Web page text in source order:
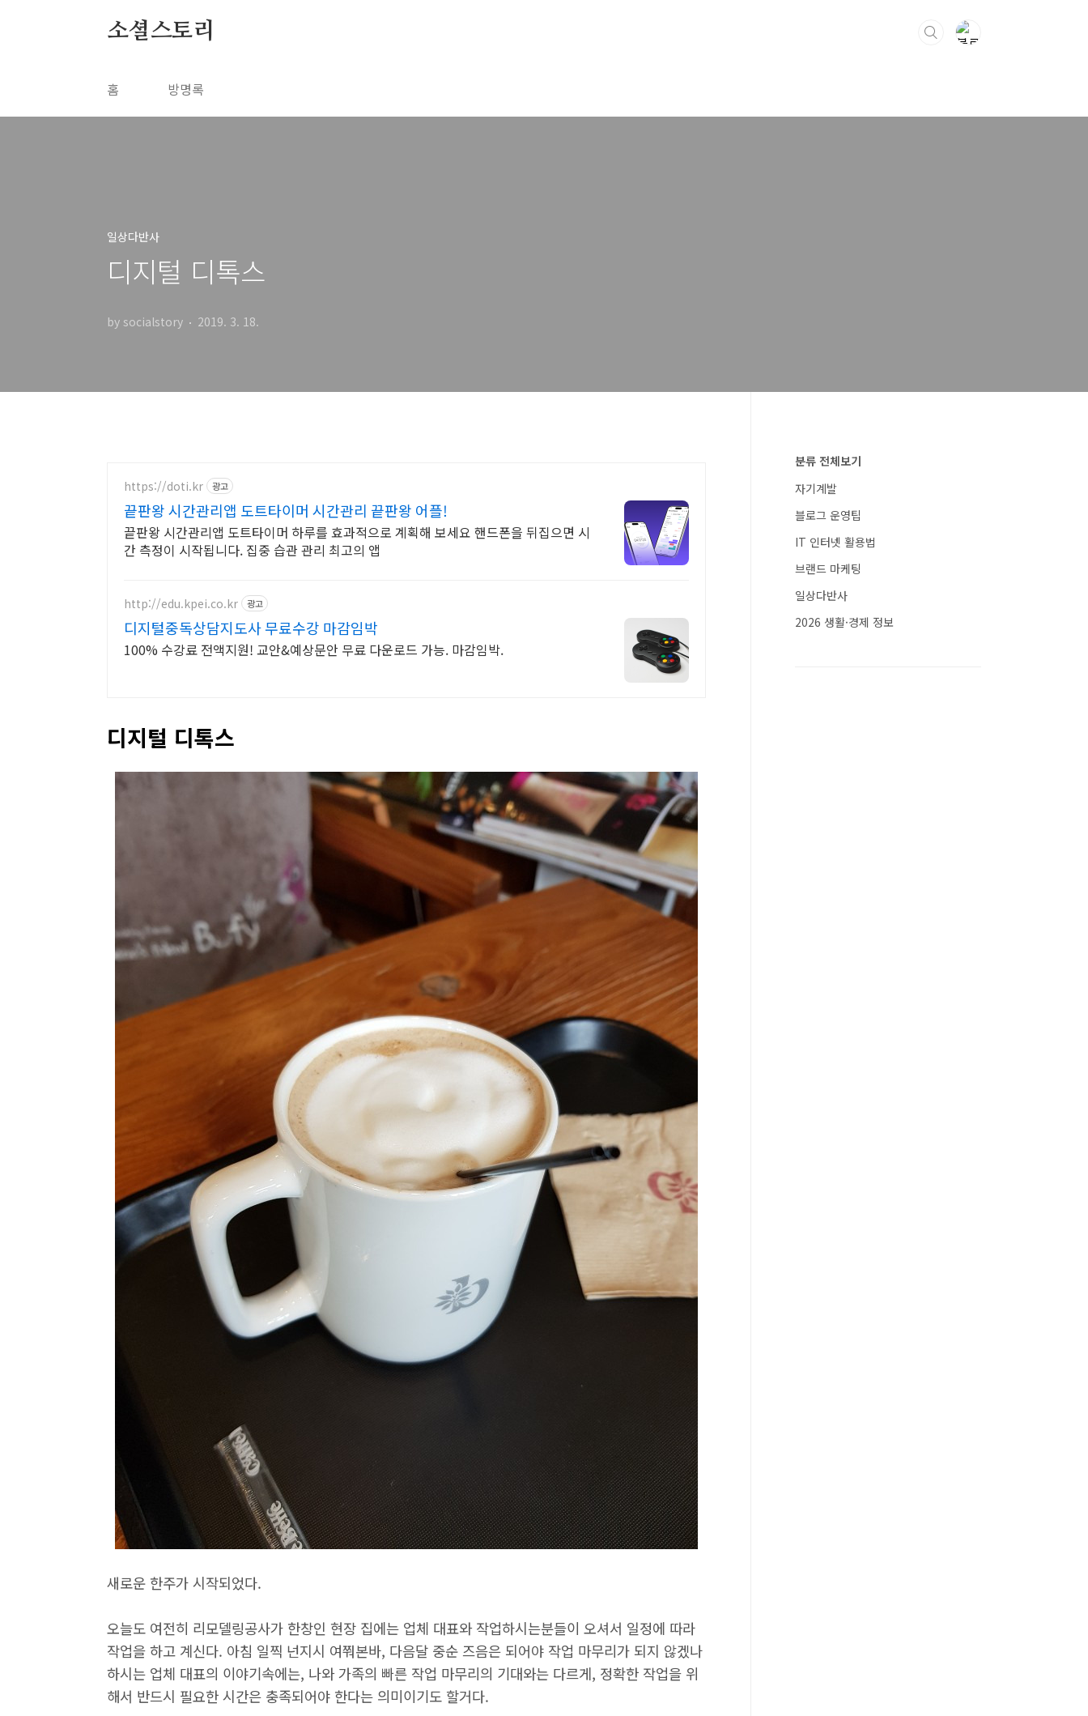
소셜스토리
홈 방명록
일상다반사
디지털 디톡스
by socialstory 2019. 3. 18.
https://doti.kr 광고
끝판왕 시간관리앱 도트타이머 시간관리 끝판왕 어플!
끝판왕 시간관리앱 도트타이머 하루를 효과적으로 계획해 보세요 핸드폰을 뒤집으면 시
간 측정이 시작됩니다. 집중 습관 관리 최고의 앱
http://edu.kpei.co.kr 광고
디지털중독상담지도사 무료수강 마감임박
100% 수강료 전액지원! 교안&예상문안 무료 다운로드 가능. 마감임박.
디지털 디톡스
새로운 한주가 시작되었다.
오늘도 여전히 리모델링공사가 한창인 현장 집에는 업체 대표와 작업하시는분들이 오셔서 일정에 따라
작업을 하고 계신다. 아침 일찍 넌지시 여쭤본바, 다음달 중순 즈음은 되어야 작업 마무리가 되지 않겠나
하시는 업체 대표의 이야기속에는, 나와 가족의 빠른 작업 마무리의 기대와는 다르게, 정확한 작업을 위
해서 반드시 필요한 시간은 충족되어야 한다는 의미이기도 할거다.
분류 전체보기
자기계발
블로그 운영팁
IT 인터넷 활용법
브랜드 마케팅
일상다반사
2026 생활·경제 정보